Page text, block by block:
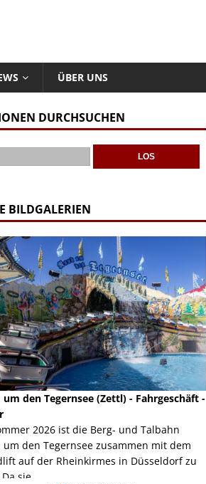
ÜBER UNS
DURCHSUCHEN
BILDGALERIEN
um den Tegernsee (Zettl) - Fahrgeschäft -
2026 ist die Berg- und Talbahn
um den Tegernsee zusammen mit dem
auf der Rheinkirmes in Düsseldorf zu
sie ...